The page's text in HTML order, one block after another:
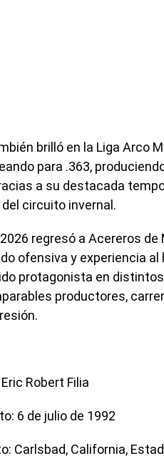
brilló en la Liga Arco
para .363,
a su destacada
circuito invernal.
regresó a Acereros
ofensiva y experiencia
protagonista en
productores,
Robert Filia
6 de julio de 1992
Carlsbad, California,